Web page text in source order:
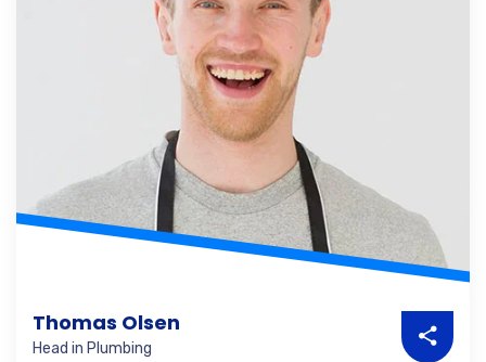
Thomas Olsen
Head in Plumbing